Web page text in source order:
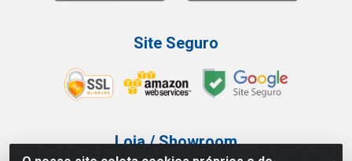
Site Seguro
Loja / Showroom